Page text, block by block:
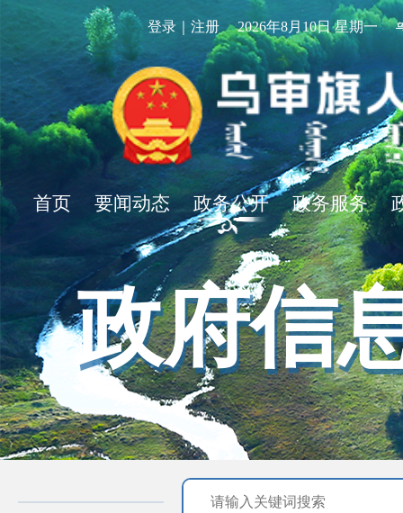
登录｜注册 2026年8月10日 星期一
首页 要闻动态 政务公开 政务服务
政府信